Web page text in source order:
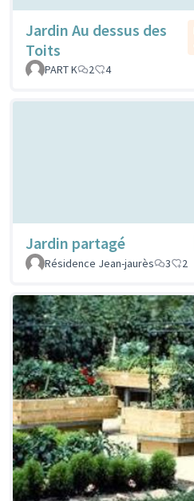
Jardin Au dessus des
Toits
PART K
2 4
Jardin partagé
Résidence Jean-jaurès
3 2